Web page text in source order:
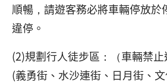
順暢，請遊客務必將車輛停放於
違停。
(2)規劃行人徒步區：（車輛禁
(義勇街、水沙連街、日月街、